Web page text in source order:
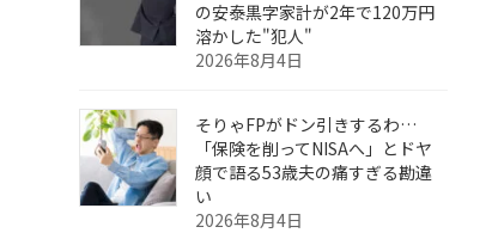
の安泰黒字家計が2年で120万円
溶かした"犯人"
2026年8月4日
そりゃFPがドン引きするわ…
「保険を削ってNISAへ」とドヤ
顔で語る53歳夫の痛すぎる勘違
い
2026年8月4日